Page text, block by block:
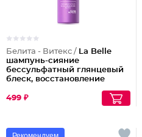
Белита - Витекс / La Belle
шампунь-сияние
бессульфатный глянцевый
блеск, восстановление
499 ₽